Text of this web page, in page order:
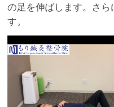
の足を伸ばします。さら
す。